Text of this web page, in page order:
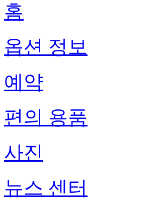
홈
옵션 정보
예약
편의 용품
사진
뉴스 센터